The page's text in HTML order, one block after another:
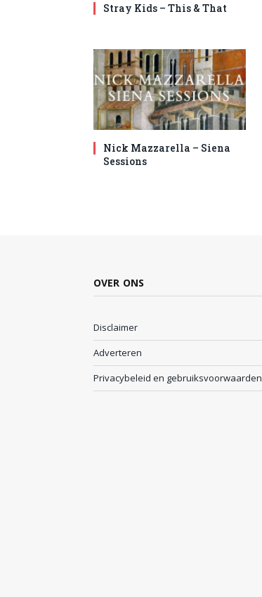
Stray Kids – This & That
Nick Mazzarella – Siena
Sessions
OVER ONS
Disclaimer
Adverteren
Privacybeleid en gebruiksvoorwaarden